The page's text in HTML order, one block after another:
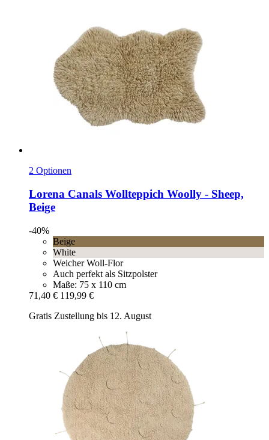
2 Optionen
Lorena Canals Wollteppich Woolly -​ Sheep,
Beige
-40%
Beige
White
Weicher Woll-Flor
Auch perfekt als Sitzpolster
Maße: 75 x 110 cm
71,40 € 119,99 €
Gratis Zustellung bis 12. August